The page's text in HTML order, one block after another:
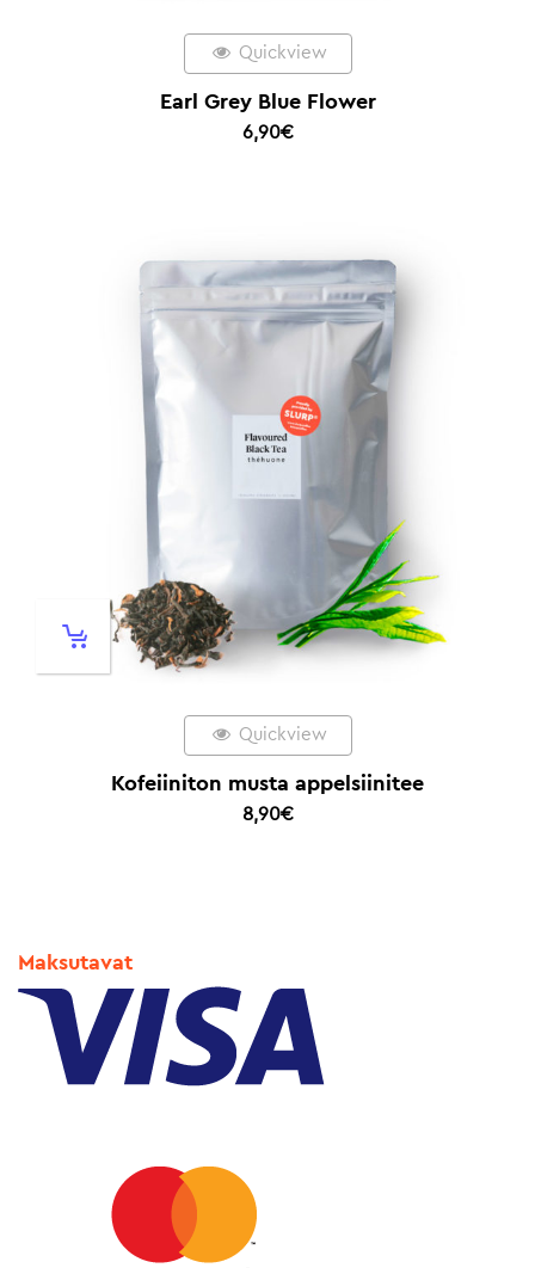
Quickview
Earl Grey Blue Flower
6,90€
Quickview
Kofeiiniton musta appelsiinitee
8,90€
Maksutavat